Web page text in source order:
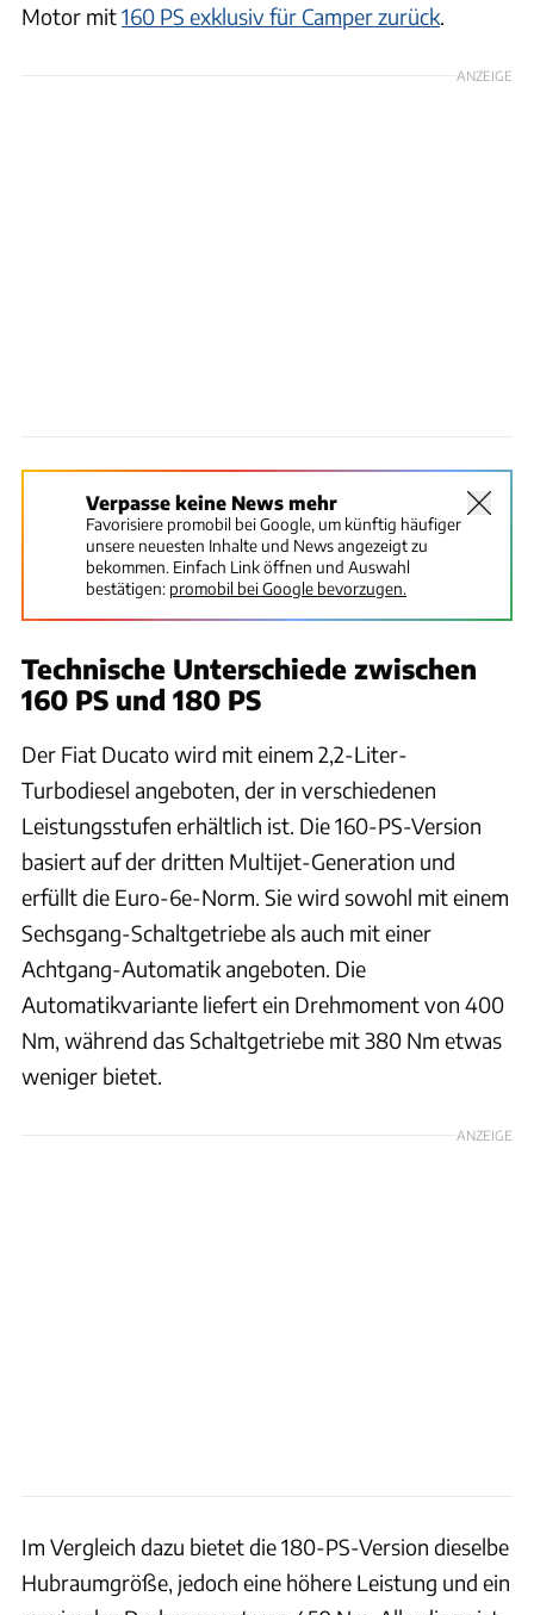
Motor mit160 PS exklusiv für Camper zurück.
ANZEIGE
Verpasse keine News mehr
Favorisiere promobil bei Google, um künftig häufiger
unsere neuesten Inhalte und News angezeigt zu
bekommen. Einfach Link öffnen und Auswahl
bestätigen: promobil bei Google bevorzugen.
Technische Unterschiede zwischen
160 PS und 180 PS
Der Fiat Ducato wird mit einem 2,2-Liter-
Turbodiesel angeboten, der in verschiedenen
Leistungsstufen erhältlich ist. Die 160-PS-Version
basiert auf der dritten Multijet-Generation und
erfüllt die Euro-6e-Norm. Sie wird sowohl mit einem
Sechsgang-Schaltgetriebe als auch mit einer
Achtgang-Automatik angeboten. Die
Automatikvariante liefert ein Drehmoment von 400
Nm, während das Schaltgetriebe mit 380 Nm etwas
weniger bietet.
ANZEIGE
Im Vergleich dazu bietet die 180-PS-Version dieselbe
Hubraumgröße, jedoch eine höhere Leistung und ein